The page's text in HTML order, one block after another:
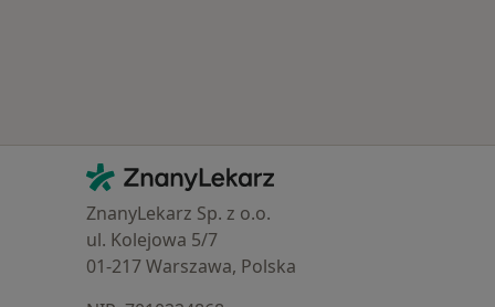
Kontakt
ZnanyLekarz - Strona główna
ZnanyLekarz Sp. z o.o.
ul. Kolejowa 5/7
01-217 Warszawa, Polska